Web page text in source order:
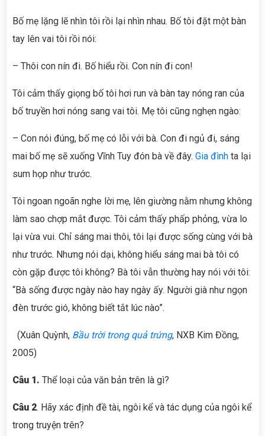
Bố mẹ lặng lẽ nhìn tôi rồi lại nhìn nhau. Bố tôi đặt một bàn
tay lên vai tôi rồi nói:
– Thôi con nín đi. Bố hiểu rồi. Con nín đi con!
Tôi cảm thấy giọng bố tôi hơi run và bàn tay nóng ran của
bố truyền hơi nóng sang vai tôi. Mẹ tôi cũng nghẹn ngào:
– Con nói đúng, bố mẹ có lỗi với bà. Con đi ngủ đi, sáng
mai bố mẹ sẽ xuống Vĩnh Tuy đón bà về đây. Gia đình ta lại
sum họp như trước.
Tôi ngoan ngoãn nghe lời mẹ, lên giường nằm nhưng không
làm sao chợp mắt được. Tôi cảm thấy phấp phỏng, vừa lo
lại vừa vui. Chỉ sáng mai thôi, tôi lại được sống cùng với bà
như trước. Nhưng nói dại, không hiểu sáng mai bà tôi có
còn gặp được tôi không? Bà tôi vẫn thường hay nói với tôi:
“Bà sống được ngày nào hay ngày ấy. Người già như ngọn
đèn trước gió, không biết tắt lúc nào”.
(Xuân Quỳnh, Bầu trời trong quả trứng, NXB Kim Đồng,
2005)
Câu 1. Thể loại của văn bản trên là gì?
Câu 2. Hãy xác định đề tài, ngôi kể và tác dụng của ngôi kể
trong truyện trên?